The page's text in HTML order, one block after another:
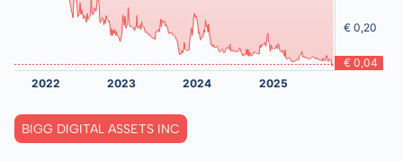
BIGG DIGITAL ASSETS INC